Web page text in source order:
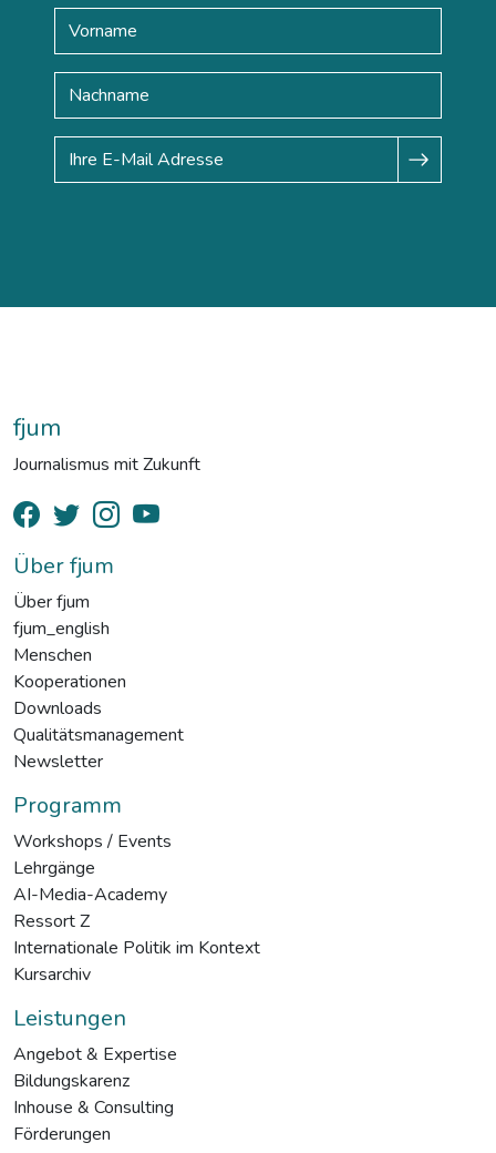
fjum
Journalismus mit Zukunft
Über fjum
Über fjum
fjum_english
Menschen
Kooperationen
Downloads
Qualitätsmanagement
Newsletter
Programm
Workshops / Events
Lehrgänge
AI-Media-Academy
Ressort Z
Internationale Politik im Kontext
Kursarchiv
Leistungen
Angebot & Expertise
Bildungskarenz
Inhouse & Consulting
Förderungen